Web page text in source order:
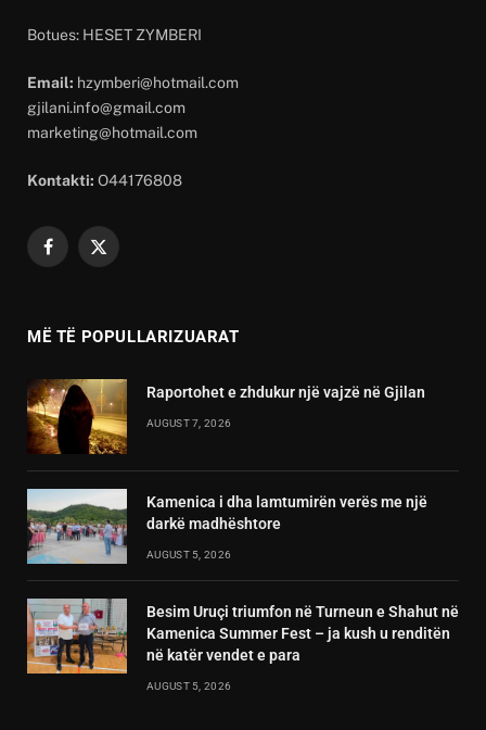
Botues: HESET ZYMBERI
Email: hzymberi@hotmail.com
gjilani.info@gmail.com
marketing@hotmail.com
Kontakti: O44176808
Facebook
X
MË TË POPULLARIZUARAT
Raportohet e zhdukur një vajzë në Gjilan
AUGUST 7, 2026
Kamenica i dha lamtumirën verës me një
darkë madhështore
AUGUST 5, 2026
Besim Uruçi triumfon në Turneun e Shahut në
Kamenica Summer Fest – ja kush u renditën
në katër vendet e para
AUGUST 5, 2026